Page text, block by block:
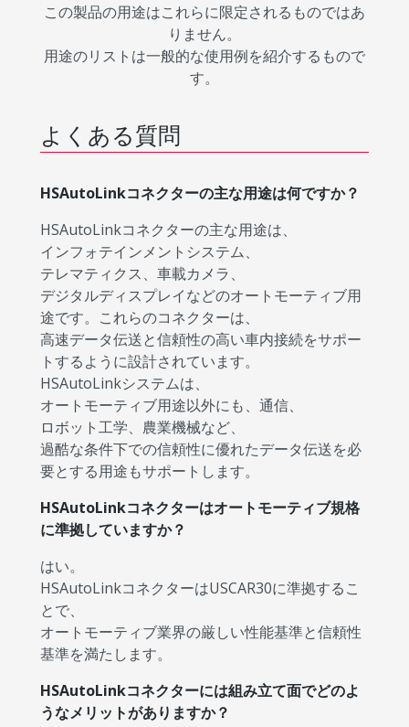
この製品の用途はこれらに限定されるものではあ
りません。
用途のリストは一般的な使用例を紹介するもので
す。
よくある質問
HSAutoLinkコネクターの主な用途は何ですか？
HSAutoLinkコネクターの主な用途は、
インフォテインメントシステム、
テレマティクス、車載カメラ、
デジタルディスプレイなどのオートモーティブ用
途です。これらのコネクターは、
高速データ伝送と信頼性の高い車内接続をサポー
トするように設計されています。
HSAutoLinkシステムは、
オートモーティブ用途以外にも、通信、
ロボット工学、農業機械など、
過酷な条件下での信頼性に優れたデータ伝送を必
要とする用途もサポートします。
HSAutoLinkコネクターはオートモーティブ規格
に準拠していますか？
はい。
HSAutoLinkコネクターはUSCAR30に準拠するこ
とで、
オートモーティブ業界の厳しい性能基準と信頼性
基準を満たします。
HSAutoLinkコネクターには組み立て面でどのよ
うなメリットがありますか？